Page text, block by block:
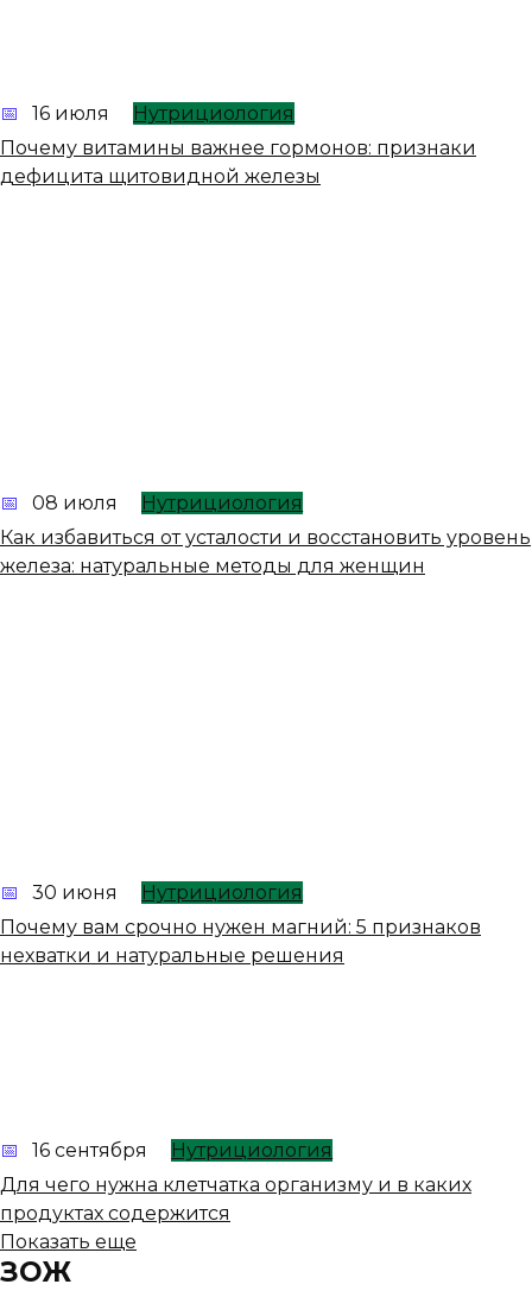
16 июля
Нутрициология
Почему витамины важнее гормонов: признаки
дефицита щитовидной железы
08 июля
Нутрициология
Как избавиться от усталости и восстановить уровень
железа: натуральные методы для женщин
30 июня
Нутрициология
Почему вам срочно нужен магний: 5 признаков
нехватки и натуральные решения
16 сентября
Нутрициология
Для чего нужна клетчатка организму и в каких
продуктах содержится
Показать еще
ЗОЖ